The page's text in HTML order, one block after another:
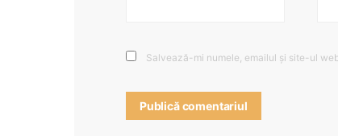
Salvează-mi numele, emailul și site-ul